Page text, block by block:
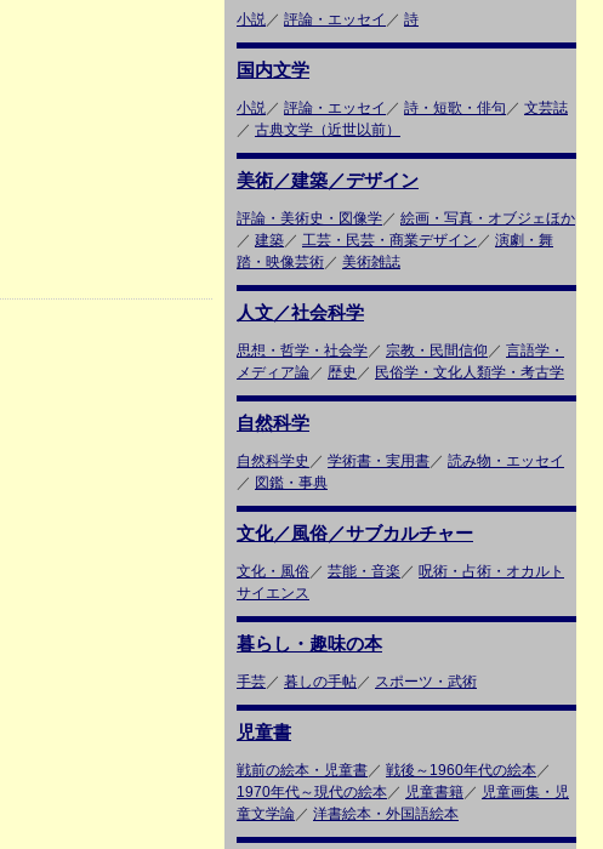
小説／ 評論・エッセイ ／ 詩
国内文学
小説／ 評論・エッセイ ／ 詩・短歌・俳句 ／ 文芸誌
／ 古典文学（近世以前）
美術／建築／デザイン
評論・美術史・図像学／ 絵画・写真・オブジェほか
／ 建築／ 工芸・民芸・商業デザイン ／ 演劇・舞
踏・映像芸術／ 美術雑誌
人文／社会科学
思想・哲学・社会学／ 宗教・民間信仰 ／ 言語学・
メディア論／ 歴史 ／ 民俗学・文化人類学・考古学
自然科学
自然科学史 ／ 学術書・実用書／ 読み物・エッセイ
／ 図鑑・事典
文化／風俗／サブカルチャー
文化・風俗／ 芸能・音楽 ／ 呪術・占術・オカルト
サイエンス
暮らし・趣味の本
手芸／ 暮しの手帖／ スポーツ・武術
児童書
戦前の絵本・児童書／ 戦後～1960年代の絵本／
1970年代～現代の絵本／ 児童書籍／ 児童画集・児
童文学論／ 洋書絵本・外国語絵本